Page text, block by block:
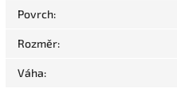
Povrch:
Rozměr:
Váha: